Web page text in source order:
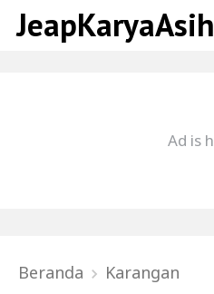
JeapKaryaAsih
Beranda Karangan